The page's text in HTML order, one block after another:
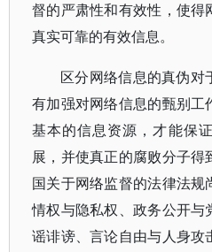
督的严肃性和有效性，使得
真实可靠的有效信息。
区分网络信息的真伪对
有加强对网络信息的甄别
基本的信息资源，才能保
展，并使真正的腐败分子得
国关于网络监督的法律法规
情权与隐私权、政务公开与
谣诽谤、言论自由与人身攻